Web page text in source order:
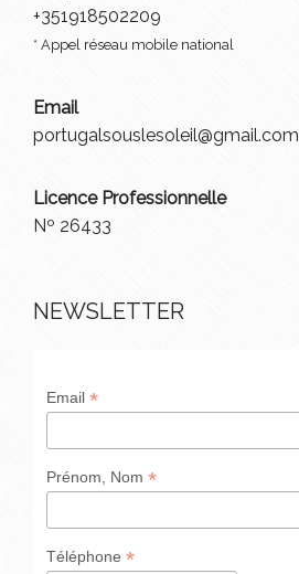
+351918502209
* Appel réseau mobile national
Email
portugalsouslesoleil@gmail.com
Licence Professionnelle
Nº 26433
NEWSLETTER
Email *
Prénom, Nom *
Téléphone *